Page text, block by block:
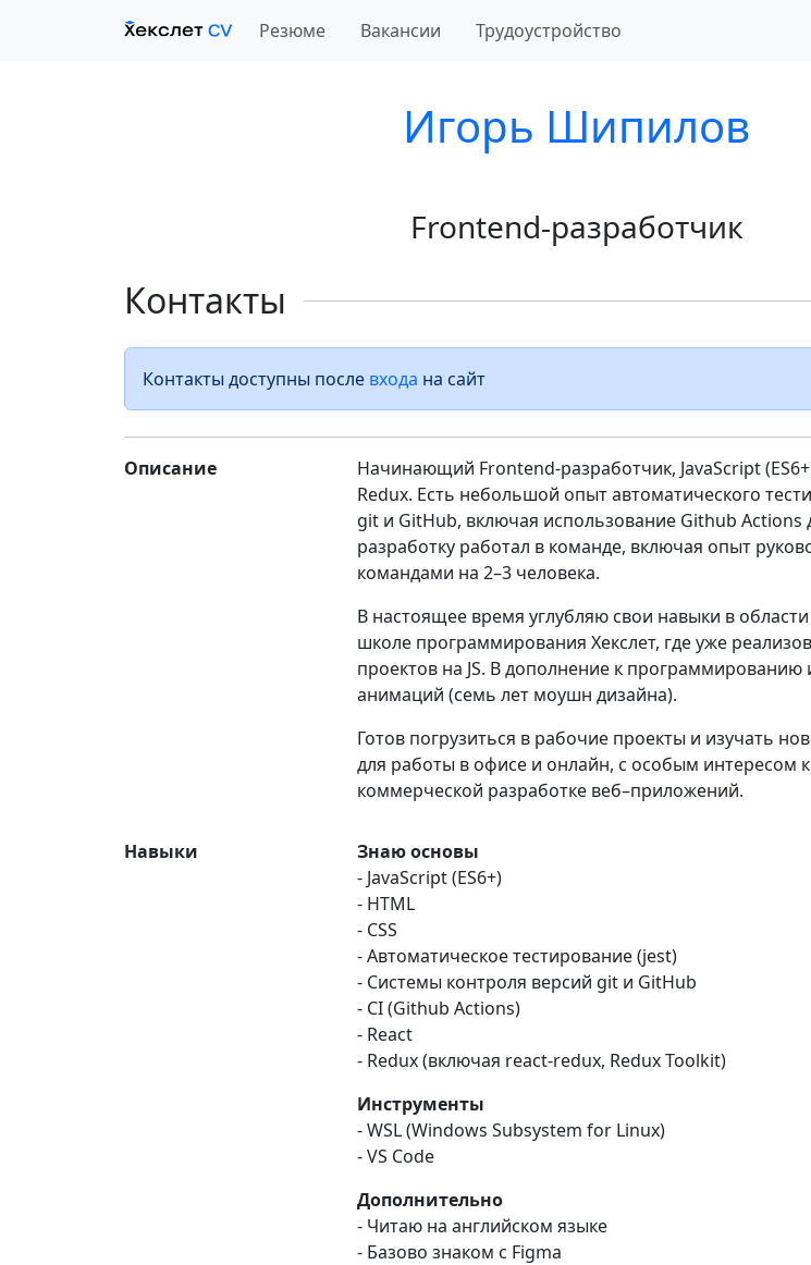
Резюме Вакансии Трудоустройство
Игорь Шипилов
Frontend-разработчик
Контакты
Контакты доступны после входа на сайт
Описание
Начинающий Frontend-разработчик, JavaScript
Redux. Есть небольшой опыт автоматического
git и GitHub, включая использование Github Actions
разработку работал в команде, включая опыт
командами на 2–3 человека.
В настоящее время углубляю свои навыки в
школе программирования Хекслет, где уже
проектов на JS. В дополнение к
анимаций (семь лет моушн дизайна).
Готов погрузиться в рабочие проекты и изучать
для работы в офисе и онлайн, с особым интересом
коммерческой разработке веб–приложений.
Навыки
Знаю основы
- JavaScript (ES6+)
- HTML
- CSS
- Автоматическое тестирование (jest)
- Системы контроля версий git и GitHub
- CI (Github Actions)
- React
- Redux (включая react-redux, Redux Toolkit)
Инструменты
- WSL (Windows Subsystem for Linux)
- VS Code
Дополнительно
- Читаю на английском языке
- Базово знаком с Figma